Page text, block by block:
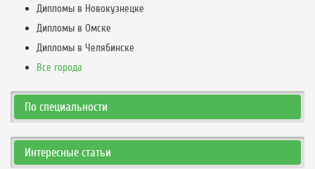
Дипломы в Новокузнецке
Дипломы в Омске
Дипломы в Челябинске
Все города
По специальности
Интересные статьи